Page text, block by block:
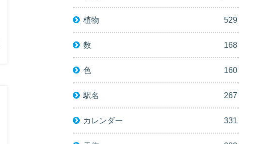
植物 529
数 168
色 160
駅名 267
カレンダー 331